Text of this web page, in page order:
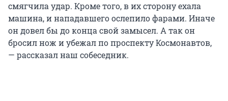
смягчила удар. Кроме того, в их сторону ехала
машина, и нападавшего ослепило фарами. Иначе
он довел бы до конца свой замысел. А так он
бросил нож и убежал по проспекту Космонавтов,
— рассказал наш собеседник.